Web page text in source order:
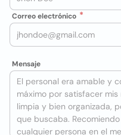
Correo electrónico
Mensaje